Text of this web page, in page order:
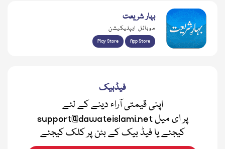
بہار شریعت
موبائل ایپلیکیشن
Play Store App Store
فیڈبیک
اپنی قیمتی آراء دینے کے لئے
support@dawateislami.net پر ای میل
کیجئے یا فیڈ بیک کے بٹن پر کلک کیجئے